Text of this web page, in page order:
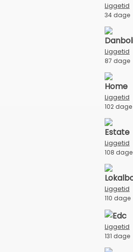
Liggetid
34 dage
Liggetid
87 dage
Liggetid
102 dage
Liggetid
108 dage
Liggetid
110 dage
Liggetid
131 dage